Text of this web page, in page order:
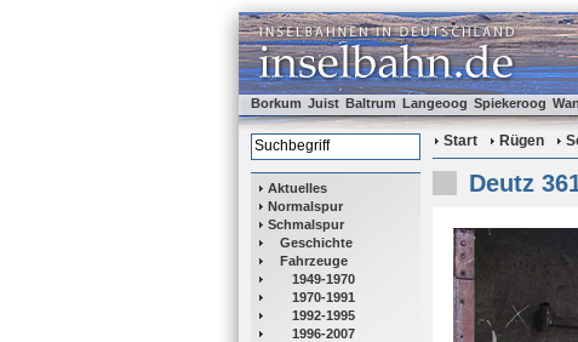
Borkum Juist Baltrum Langeoog Spiekeroog
Aktuelles
Normalspur
Schmalspur
Geschichte
Fahrzeuge
1949-1970
1970-1991
1992-1995
1996-2007
Start Rügen
Deutz